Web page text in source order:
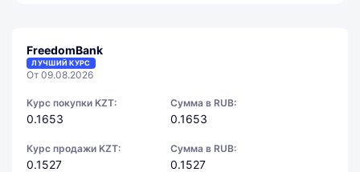
FreedomBank
ЛУЧШИЙ КУРС
От 09.08.2026
Курс покупки KZT:
0.1653
Сумма в RUB:
0.1653
Курс продажи KZT:
0.1527
Сумма в RUB:
0.1527